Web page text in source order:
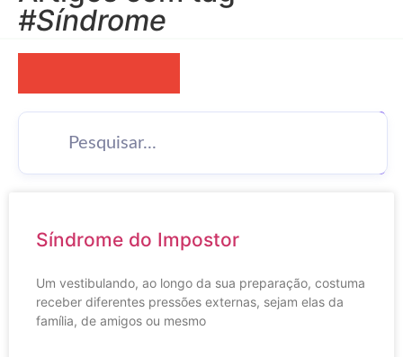
#Síndrome
Síndrome do Impostor
Um vestibulando, ao longo da sua preparação, costuma
receber diferentes pressões externas, sejam elas da
família, de amigos ou mesmo